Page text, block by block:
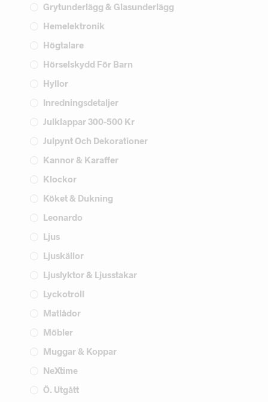
Grytunderlägg & Glasunderlägg
Hemelektronik
Högtalare
Hörselskydd För Barn
Hyllor
Inredningsdetaljer
Julklappar 300-500 Kr
Julpynt Och Dekorationer
Kannor & Karaffer
Klockor
Köket & Dukning
Leonardo
Ljus
Ljuskällor
Ljuslyktor & Ljusstakar
Lyckotroll
Matlådor
Möbler
Muggar & Koppar
NeXtime
Ö. Utgått